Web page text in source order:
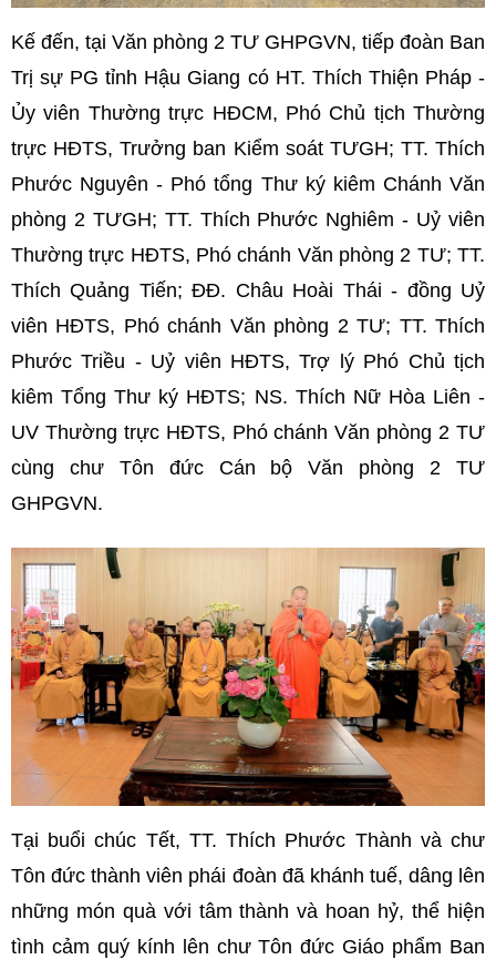
Kế đến, tại Văn phòng 2 TƯ GHPGVN, tiếp đoàn Ban
Trị sự PG tỉnh Hậu Giang có HT. Thích Thiện Pháp -
Ủy viên Thường trực HĐCM, Phó Chủ tịch Thường
trực HĐTS, Trưởng ban Kiểm soát TƯGH; TT. Thích
Phước Nguyên - Phó tổng Thư ký kiêm Chánh Văn
phòng 2 TƯGH; TT. Thích Phước Nghiêm - Uỷ viên
Thường trực HĐTS, Phó chánh Văn phòng 2 TƯ; TT.
Thích Quảng Tiến; ĐĐ. Châu Hoài Thái - đồng Uỷ
viên HĐTS, Phó chánh Văn phòng 2 TƯ; TT. Thích
Phước Triều - Uỷ viên HĐTS, Trợ lý Phó Chủ tịch
kiêm Tổng Thư ký HĐTS; NS. Thích Nữ Hòa Liên -
UV Thường trực HĐTS, Phó chánh Văn phòng 2 TƯ
cùng chư Tôn đức Cán bộ Văn phòng 2 TƯ
GHPGVN.
Tại buổi chúc Tết, TT. Thích Phước Thành và chư
Tôn đức thành viên phái đoàn đã khánh tuế, dâng lên
những món quà với tâm thành và hoan hỷ,thể hiện
tình cảm quý kính lên chư Tôn đức Giáo phẩm Ban